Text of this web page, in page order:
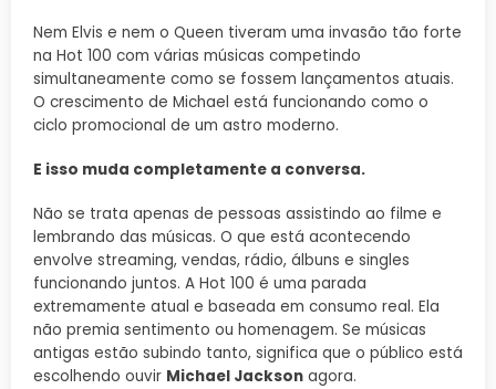
Nem Elvis e nem o Queen tiveram uma invasão tão forte
na Hot 100 com várias músicas competindo
simultaneamente como se fossem lançamentos atuais.
O crescimento de Michael está funcionando como o
ciclo promocional de um astro moderno.
E isso muda completamente a conversa.
Não se trata apenas de pessoas assistindo ao filme e
lembrando das músicas. O que está acontecendo
envolve streaming, vendas, rádio, álbuns e singles
funcionando juntos. A Hot 100 é uma parada
extremamente atual e baseada em consumo real. Ela
não premia sentimento ou homenagem. Se músicas
antigas estão subindo tanto, significa que o público está
escolhendo ouvir Michael Jackson agora.